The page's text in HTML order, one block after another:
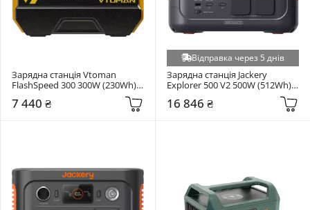
Зарядна станція Vtoman
FlashSpeed 300 300W (230Wh)
Black/Yellow (FlashSpeed 300)
7 440 ₴
Відправка через 5 днів
Зарядна станція Jackery
Explorer 500 V2 500W (512Wh)
16 846 ₴